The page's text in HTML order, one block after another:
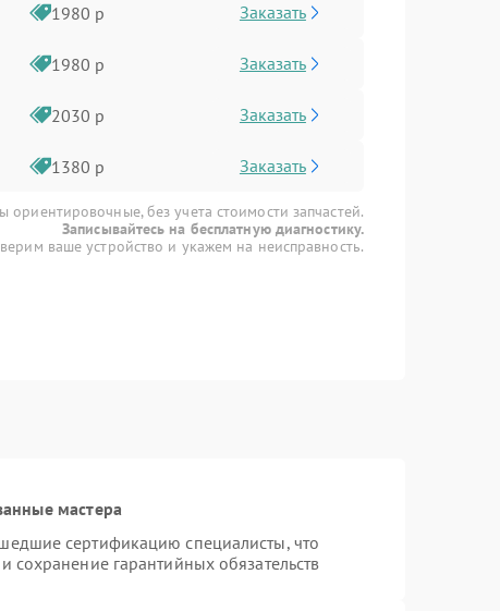
1980 р Заказать
1980 р Заказать
2030 р Заказать
1380 р Заказать
ориентировочные, без учета стоимости запчастей.
Записывайтесь на бесплатную диагностику.
ваше устройство и укажем на неисправность.
мастера
сертификацию специалисты, что
сохранение гарантийных обязательств